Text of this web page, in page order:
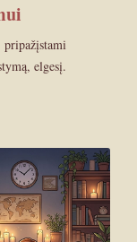
elgesį.